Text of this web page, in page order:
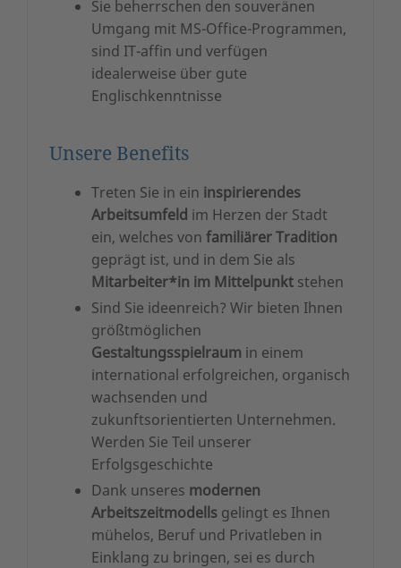
Sie beherrschen den souveränen
Umgang mit MS-Office-Programmen,
sind IT-affin und verfügen
idealerweise über gute
Englischkenntnisse
Unsere Benefits
Treten Sie in ein inspirierendes
Arbeitsumfeld im Herzen der Stadt
ein, welches von familiärer Tradition
geprägt ist, und in dem Sie als
Mitarbeiter*in im Mittelpunkt stehen
Sind Sie ideenreich? Wir bieten Ihnen
größtmöglichen
Gestaltungsspielraum in einem
international erfolgreichen, organisch
wachsenden und
zukunftsorientierten Unternehmen.
Werden Sie Teil unserer
Erfolgsgeschichte
Dank unseres modernen
Arbeitszeitmodells gelingt es Ihnen
mühelos, Beruf und Privatleben in
Einklang zu bringen, sei es durch